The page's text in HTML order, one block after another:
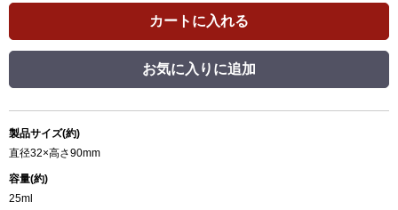
カートに入れる
お気に入りに追加
製品サイズ(約)
直径32×高さ90mm
容量(約)
25ml